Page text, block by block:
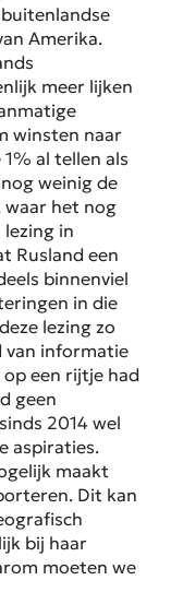
Amerika.
meer lijken
winsten naar
al tellen als
weinig de
waar het nog
in
Rusland een
binnenviel
in die
lezing zo
van informatie
een rijtje had
geen
2014 wel
aspiraties.
maakt
Dit kan
bij haar
moeten we